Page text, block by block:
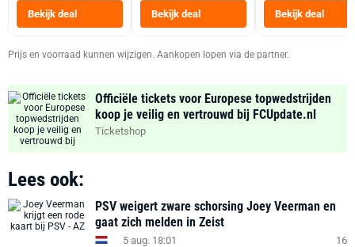
Bekijk deal Bekijk deal
Heteluchtfriteuse
Zwart
Bekijk deal
Prijs en voorraad kunnen wijzigen. Aankopen lopen via de partner.
Officiële tickets voor Europese topwedstrijden
koop je veilig en vertrouwd bij FCUpdate.nl
Ticketshop
Lees ook:
PSV weigert zware schorsing Joey Veerman en
gaat zich melden in Zeist
5 aug. 18:01 16